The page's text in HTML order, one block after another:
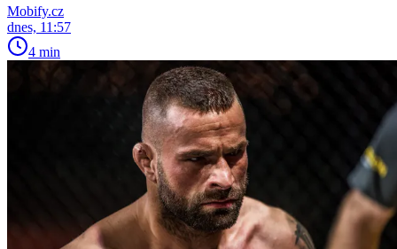
Mobify.cz
dnes, 11:57
4 min